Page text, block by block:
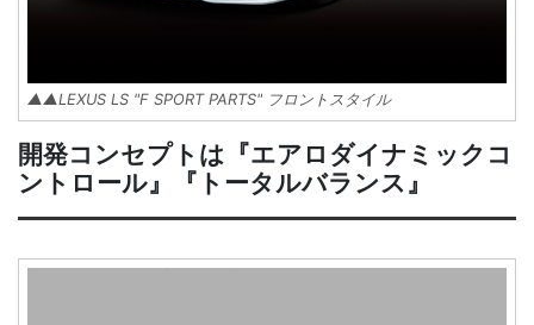
▲▲LEXUS LS "F SPORT PARTS" フロントスタイル
開発コンセプトは『エアロダイナミックコ
ントロール』『トータルバランス』